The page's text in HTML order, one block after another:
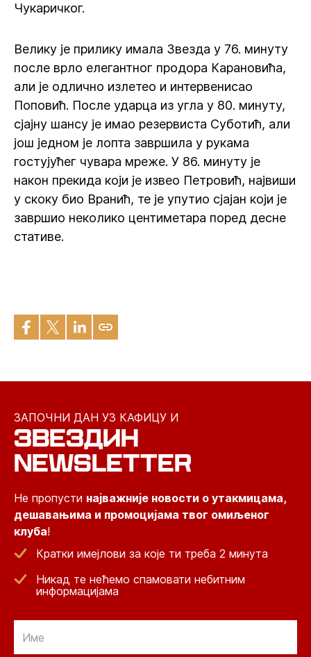
Чукаричког.
Велику је прилику имала Звезда у 76. минуту
после врло елегантног продора Карановића,
али је одлично излетео и интервенисао
Поповић. После ударца из угла у 80. минуту,
сјајну шансу је имао резервиста Суботић, али
још једном је лопта завршила у рукама
гостујућег чувара мреже. У 86. минуту је
након прекида који је извео Петровић, највиши
у скоку био Вранић, те је упутио сјајан који је
завршио неколико центиметара поред десне
стативе.
ЗАПОЧНИ ДАН УЗ КАФИЦУ И
ЗВЕЗДИН
NEWSLETTER
Не пропусти најважније новости о утакмицама,
дешавањима и промоцијама твог омиљеног
клуба!
Кратки имејлови за које ти треба 2 минута
Никад те нећемо спамовати небитним
информацијама